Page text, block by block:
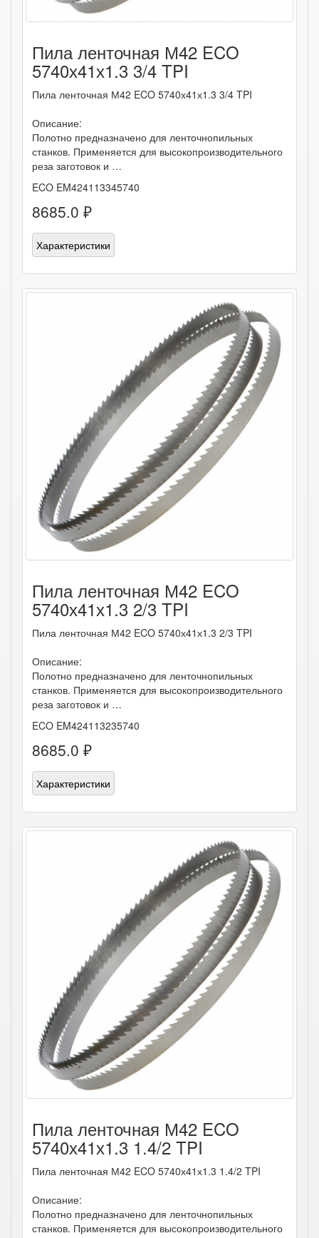
Пила ленточная М42 ECO
5740х41х1.3 3/4 TPI
Пила ленточная М42 ECO 5740х41х1.3 3/4 TPI
Описание:
Полотно предназначено для ленточнопильных
станков. Применяется для высокопроизводительного
реза заготовок и …
ECO EM424113345740
8685.0 ₽
Характеристики
Пила ленточная М42 ECO
5740х41х1.3 2/3 TPI
Пила ленточная М42 ECO 5740х41х1.3 2/3 TPI
Описание:
Полотно предназначено для ленточнопильных
станков. Применяется для высокопроизводительного
реза заготовок и …
ECO EM424113235740
8685.0 ₽
Характеристики
Пила ленточная М42 ECO
5740х41х1.3 1.4/2 TPI
Пила ленточная М42 ECO 5740х41х1.3 1.4/2 TPI
Описание:
Полотно предназначено для ленточнопильных
станков. Применяется для высокопроизводительного